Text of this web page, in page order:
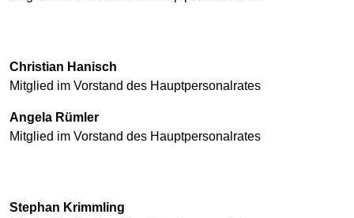
Christian Hanisch
Mitglied im Vorstand des Hauptpersonalrates
Angela Rümler
Mitglied im Vorstand des Hauptpersonalrates
Stephan Krimmling